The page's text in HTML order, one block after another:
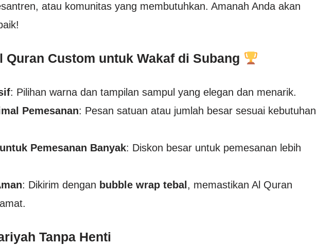
atau komunitas yang membutuhkan. Amanah Anda akan
Quran Custom untuk Wakaf di Subang
: Pilihan warna dan tampilan sampul yang elegan dan menarik.
Pemesanan: Pesan satuan atau jumlah besar sesuai kebutuhan
Pemesanan Banyak: Diskon besar untuk pemesanan lebih
: Dikirim dengan bubble wrap tebal , memastikan Al Quran
Tanpa Henti